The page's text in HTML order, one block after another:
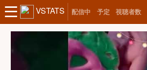
VSTATS 配信中 予定 視聴者数